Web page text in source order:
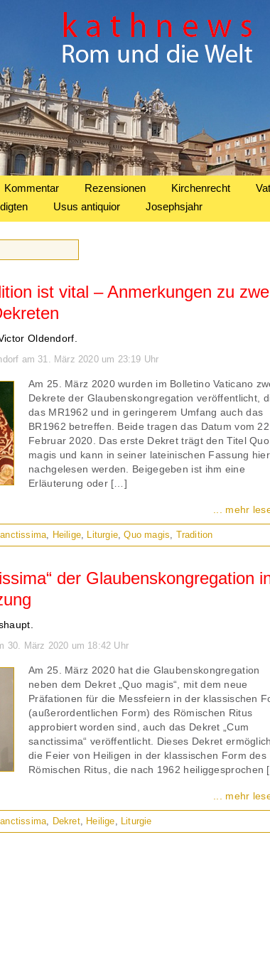
Kommentar Rezensionen Kirchenrecht
Usus antiquior Josephsjahr
ist vital – Anmerkungen zu
Oldendorf.
am 31. März 2020 um 23:19 Uhr
Am 25. März 2020 wurden im Bolletino Vaticano
Dekrete der Glaubenskongregation veröffentlicht,
das MR1962 und in geringerem Umfang auch das
BR1962 betreffen. Beide tragen das Datum vom 22.
Februar 2020. Das erste Dekret trägt den Titel Quo
magis und kann in seiner lateinischen Fassung hier
nachgelesen werden. Beigegeben ist ihm eine
Erläuterung oder […]
... mehr
, Heilige, Liturgie,Quo magis, Tradition
der Glaubenskongregation
30. März 2020 um 18:42 Uhr
Am 25. März 2020 hat die Glaubenskongregation
neben dem Dekret „Quo magis“, mit dem neue
Präfationen für die Messfeiern in der klassischen
(außerordentlichen Form) des Römischen Ritus
approbiert worden sind, auch das Dekret „Cum
sanctissima“ veröffentlicht. Dieses Dekret
die Feier von Heiligen in der klassischen Form des
Römischen Ritus, die nach 1962 heiliggesprochen
... mehr
, Dekret, Heilige, Liturgie